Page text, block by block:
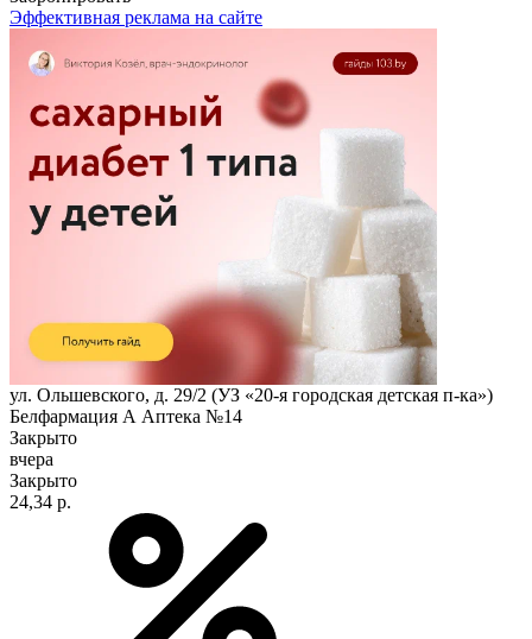
Эффективная реклама на сайте
ул. Ольшевского, д. 29/2 (УЗ «20-я городская детская п-ка»)
Белфармация А Аптека №14
Закрыто
вчера
Закрыто
24,34 р.